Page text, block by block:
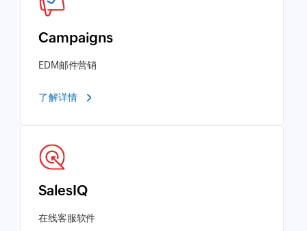
Campaigns
EDM邮件营销
了解详情
SalesIQ
在线客服软件